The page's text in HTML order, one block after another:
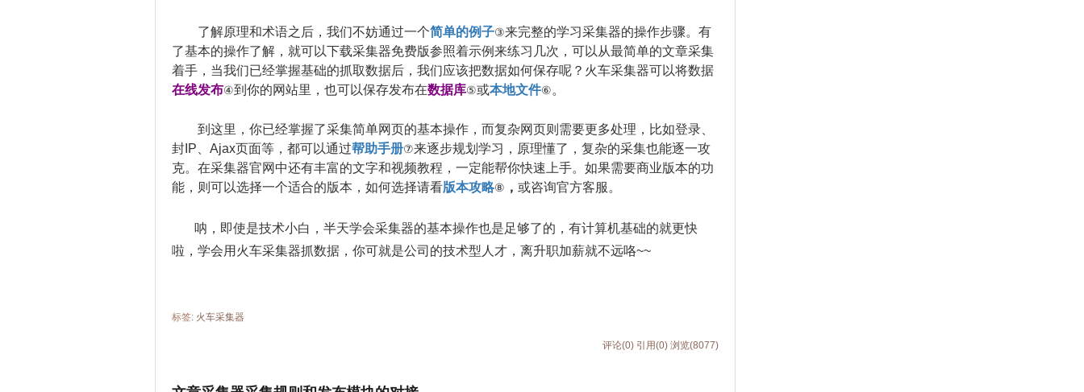
了解原理和术语之后，我们不妨通过一个简单的例子③来完整的学习采集器的操作步骤。有
了基本的操作了解，就可以下载采集器免费版参照着示例来练习几次，可以从最简单的文章采集
着手，当我们已经掌握基础的抓取数据后，我们应该把数据如何保存呢？火车采集器可以将数据
在线发布④到你的网站里，也可以保存发布在数据库⑤或本地文件⑥。
到这里，你已经掌握了采集简单网页的基本操作，而复杂网页则需要更多处理，比如登录、
封IP、 Ajax页面等，都可以通过帮助手册⑦来逐步规划学习，原理懂了，复杂的采集也能逐一攻
克。在采集器官网中还有丰富的文字和视频教程，一定能帮你快速上手。如果需要商业版本的功
能，则可以选择一个适合的版本，如何选择请看版本攻略⑧ ， 或咨询官方客服。
呐，即使是技术小白，半天学会采集器的基本操作也是足够了的，有计算机基础的就更快
啦，学会用火车采集器抓数据，你可就是公司的技术型人才，离升职加薪就不远咯~~
标签: 火车采集器
评论(0) 引用(0) 浏览(8077)